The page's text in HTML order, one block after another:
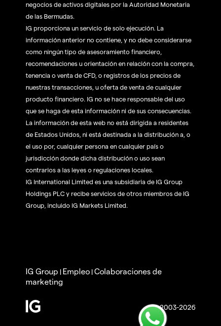
negocios de activos digitales por la Autoridad Monetaria
de las Bermudas.
IG proporciona un servicio de solo ejecución. La
información anterior no contiene, y no debe considerarse
como ningún tipo de asesoramiento financiero,
recomendaciones u orientación en relación con la compra,
tenencia o venta de CFD, o registros de los precios de
nuestras transacciones, u oferta de venta de cualquier
producto financiero. IG no se hace responsable del uso
que se haga de esta información ni de sus consecuencias.
La información de esta web no está dirigida a residentes
de Estados Unidos, ni está destinada a la distribución a, o
el uso por, cualquier persona en cualquier país o
jurisdicción donde dicha distribución o uso sean
contrarios a las leyes o regulaciones locales.
IG International Limited es una subsidiaria de IG Group
Holdings PLC y recibe servicios de otros miembros de IG
Group, incluido IG Markets Limited.
© 2003-2026
IG Group | Empleo |Colaboraciones de
marketing